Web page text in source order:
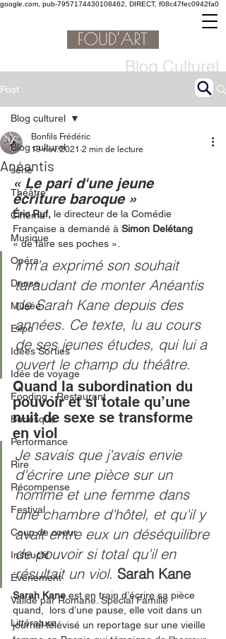
google.com, pub-7957174430108462, DIRECT, f08c47fec0942fa0
Blog Culturel
Post
Blog culturel
serie
Théâtre
Cinéma
Musique
Opéra
Danse
Musée
Expo
Idées Sorties
Idée de voyage
Fooding - Restaurant
Burlesque
Performance
Rire
Récompense
Festival
Coup de coeur
Instructif
Événement
Validé par Romane. Spécial Famille
Littérature
Blog culturel
Anéantis
Bonfils Frédéric
19 nov. 2021 2 min de lecture
« Le pari d'une jeune
écriture baroque »
Éric Ruf, le directeur de la Comédie
Française a demandé à Simon Delétang
« de faire ses poches ».
il m'a exprimé son souhait
taraudant de monter Anéantis
de Sarah Kane depuis des
années. Ce texte, lu au cours
de ses jeunes études, qui lui a
ouvert le champ du théâtre.
Quand la subordination du
pouvoir et si totale qu’une
nuit de sexe se transforme
en viol
Je savais que j'avais envie
d'écrire une pièce sur un
homme et une femme dans
une chambre d'hôtel, et qu'il y
avait entre eux un déséquilibre
de pouvoir si total qu'il en
résultait un viol. Sarah Kane
Sarah Kane est en train d’écrire sa pièce
quand,  lors d’une pause, elle voit dans un
journal télévisé un reportage sur une vieille